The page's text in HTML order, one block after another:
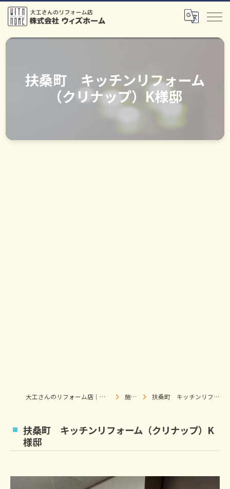
扶桑町 キッチンリフォーム
（クリナップ）K様邸
大工さんのリフォーム店｜株式会社ウィズホーム｜扶桑・犬山 施工事例 扶桑町 キッチンリフォーム（クリナップ）K様邸
扶桑町 キッチンリフォーム（クリナップ）K
様邸